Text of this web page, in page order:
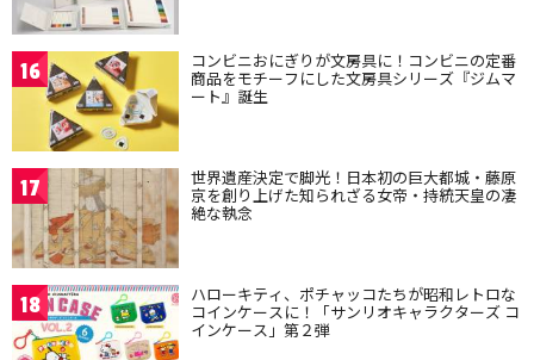
16 コンビニおにぎりが文房具に！コンビニの定番
商品をモチーフにした文房具シリーズ『ジムマ
ート』誕生
17 世界遺産決定で脚光！日本初の巨大都城・藤原
京を創り上げた知られざる女帝・持統天皇の凄
絶な執念
18 ハローキティ、ポチャッコたちが昭和レトロな
コインケースに！「サンリオキャラクターズ コ
インケース」第２弾